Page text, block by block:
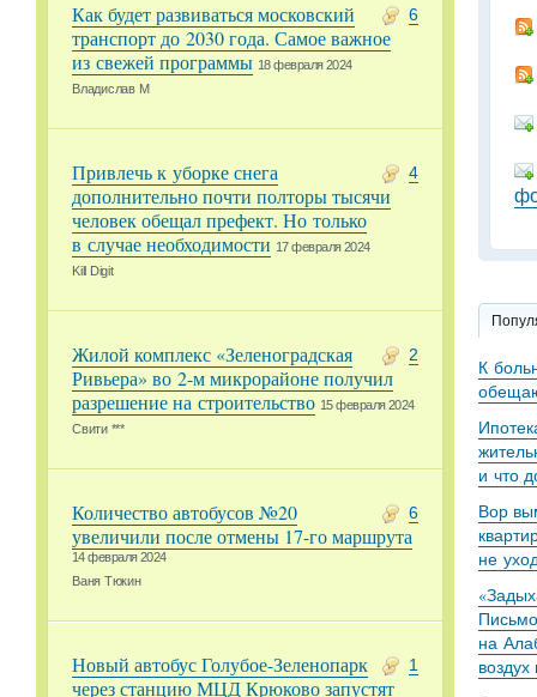
6
Как будет развиваться московский
транспорт до 2030 года. Самое важное
из свежей программы 18 февраля 2024
Владислав М
4
Привлечь к уборке снега
дополнительно почти полторы тысячи
человек обещал префект. Но только
в случае необходимости 17 февраля 2024
Kill Digit
2
Жилой комплекс «Зеленоградская
Ривьера» во 2-м микрорайоне получил
разрешение на строительство 15 февраля 2024
Свити ***
6
Количество автобусов №20
увеличили после отмены 17-го маршрута
14 февраля 2024
Ваня Тюкин
1
Новый автобус Голубое-Зеленопарк
через станцию МЦД Крюково запустят
К
и что
Вор
не
на